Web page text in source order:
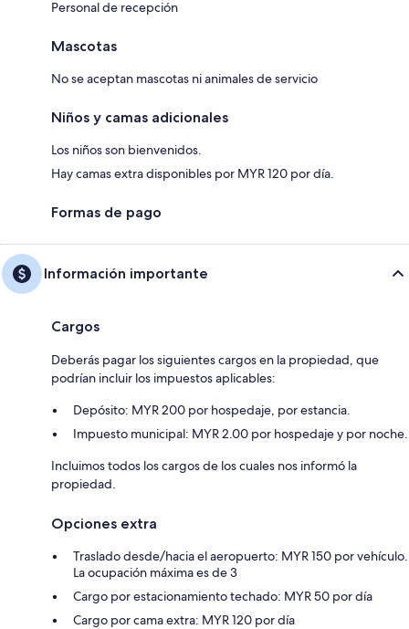
Personal de recepción
Mascotas
No se aceptan mascotas ni animales de servicio
Niños y camas adicionales
Los niños son bienvenidos.
Hay camas extra disponibles por MYR 120 por día.
Formas de pago
Información importante
Cargos
Deberás pagar los siguientes cargos en la propiedad, que
podrían incluir los impuestos aplicables:
Depósito: MYR 200 por hospedaje, por estancia.
Impuesto municipal: MYR 2.00 por hospedaje y por noche.
Incluimos todos los cargos de los cuales nos informó la
propiedad.
Opciones extra
Traslado desde/hacia el aeropuerto: MYR 150 por vehículo.
La ocupación máxima es de 3
Cargo por estacionamiento techado: MYR 50 por día
Cargo por cama extra: MYR 120 por día